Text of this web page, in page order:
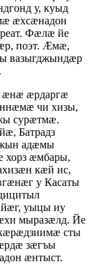
у, куыд
æхсæнадон
Фæлæ йе
поэт. Æмæ,
вазыгджындæр
æрдаргæ
чи хизы,
сурæтмæ.
Батрадз
адæмы
æмбары,
кæй ис,
у Касаты
уыцы иу
мыразæлд. Йе
сты
зæгъы
æнтыст.